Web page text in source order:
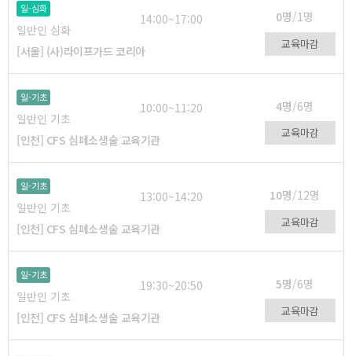
일-심화
일반인 심화
14:00~17:00 0명/1명
[서울] (사)라이프가드 코리아 교육마감
일-기초
일반인 기초
10:00~11:20 4명/6명
[인천] CFS 심폐소생술 교육기관 교육마감
일-기초
일반인 기초
13:00~14:20 10명/12명
[인천] CFS 심폐소생술 교육기관 교육마감
일-기초
일반인 기초
19:30~20:50 5명/6명
[인천] CFS 심폐소생술 교육기관 교육마감